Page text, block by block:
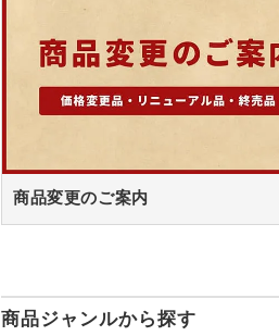
商品変更のご案内
商品ジャンルから探す